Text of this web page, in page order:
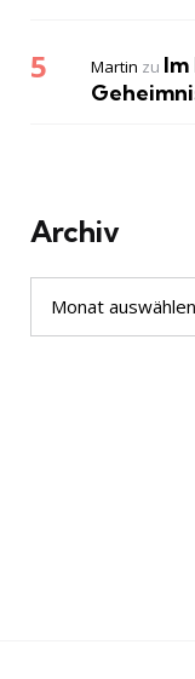
Martin zu Im
Archiv